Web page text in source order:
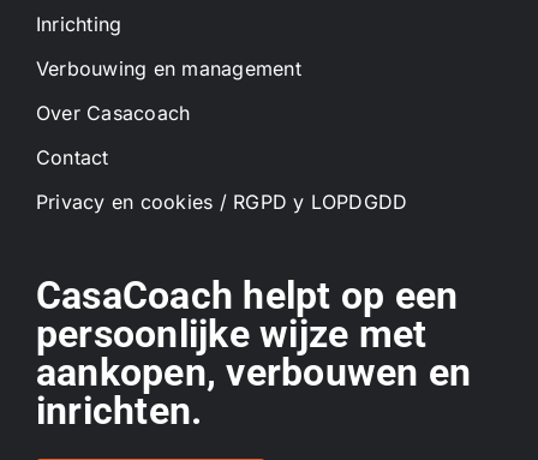
Inrichting
Verbouwing en management
Over Casacoach
Contact
Privacy en cookies / RGPD y LOPDGDD
CasaCoach helpt op een
persoonlijke wijze met
aankopen, verbouwen en
inrichten.